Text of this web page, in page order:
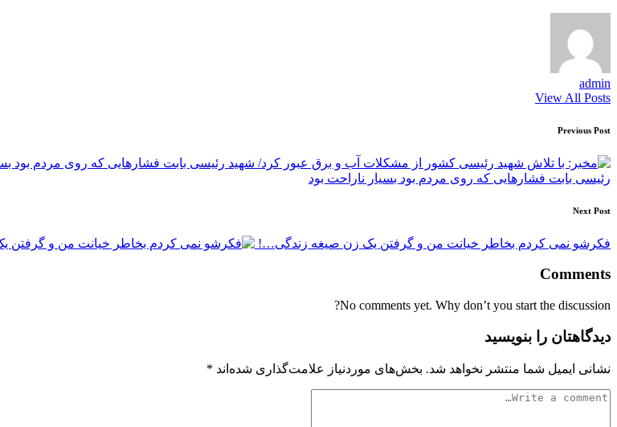
admin
View All Posts
Post
navigation
Previous Post
رئیسی بابت فشارهایی که روی مردم بود بسیار ناراحت بود
Next Post
فکرشو نمی کردم بخاطر خیانت من و گرفتن یک زن صیغه زندگی…!
Comments
No comments yet. Why don’t you start the discussion?
دیدگاهتان را بنویسید
نشانی ایمیل شما منتشر نخواهد شد. بخش‌های موردنیاز علامت‌گذاری شده‌اند *